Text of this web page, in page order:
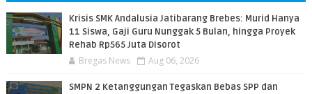
Krisis SMK Andalusia Jatibarang Brebes: Murid Hanya
11 Siswa, Gaji Guru Nunggak 5 Bulan, hingga Proyek
Rehab Rp565 Juta Disorot
Bregas News Aug 06, 2026
SMPN 2 Ketanggungan Tegaskan Bebas SPP dan